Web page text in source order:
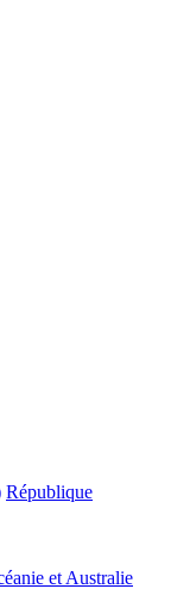
République
et Australie